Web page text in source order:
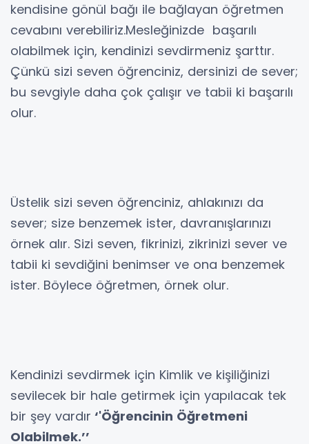
kendisine gönül bağı ile bağlayan öğretmen
cevabını verebiliriz.Mesleğinizde başarılı
olabilmek için, kendinizi sevdirmeniz şarttır.
Çünkü sizi seven öğrenciniz, dersinizi de sever;
bu sevgiyle daha çok çalışır ve tabii ki başarılı
olur.
Üstelik sizi seven öğrenciniz, ahlakınızı da
sever; size benzemek ister, davranışlarınızı
örnek alır. Sizi seven, fikrinizi, zikrinizi sever ve
tabii ki sevdiğini benimser ve ona benzemek
ister. Böylece öğretmen, örnek olur.
Kendinizi sevdirmek için Kimlik ve kişiliğinizi
sevilecek bir hale getirmek için yapılacak tek
bir şey vardır ‘'Öğrencinin Öğretmeni
Olabilmek.’’